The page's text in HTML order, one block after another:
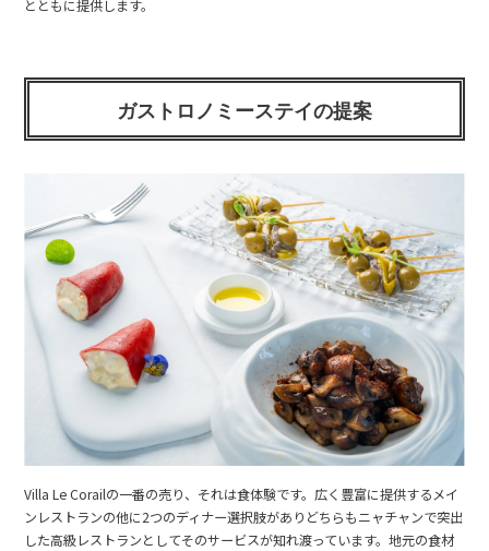
とともに提供します。
ガストロノミーステイの提案
Villa Le Corailの一番の売り、それは食体験です。広く豊富に提供するメイ
ンレストランの他に2つのディナー選択肢がありどちらもニャチャンで突出
した高級レストランとしてそのサービスが知れ渡っています。地元の食材